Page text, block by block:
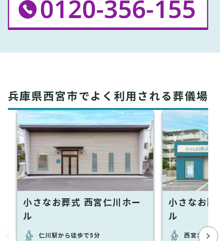
兵庫県西宮市でよく利用される葬儀場
小さなお葬式 西宮仁川ホー
ル
仁川駅から徒歩で5分
小さなお葬
ル
西宮北口駅